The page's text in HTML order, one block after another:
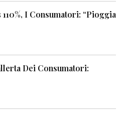
110%, I Consumatori: “Pioggia
Dei Consumatori: